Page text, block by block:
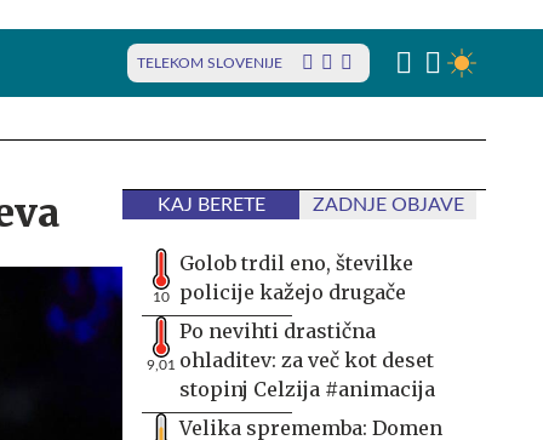
TELEKOM SLOVENIJE
KAJ BERETE ZADNJE OBJAVE
10
Golob trdil eno, številke
policije kažejo drugače
9,01
Po nevihti drastična
ohladitev: za več kot deset
stopinj Celzija #animacija
Velika sprememba: Domen